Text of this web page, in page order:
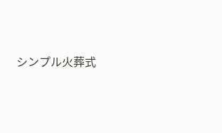
シンプル火葬式